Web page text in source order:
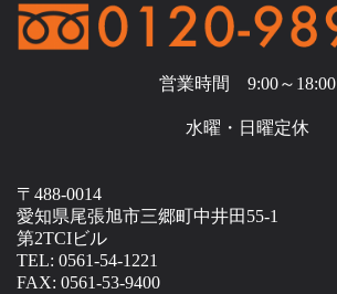
営業時間 9:00～18:00
水曜・日曜定休
〒488-0014
愛知県尾張旭市三郷町中井田55-1
第2TCIビル
TEL: 0561-54-1221
FAX: 0561-53-9400